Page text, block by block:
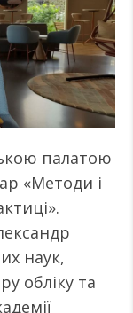
палатою
«Методи і
наук,
обліку та